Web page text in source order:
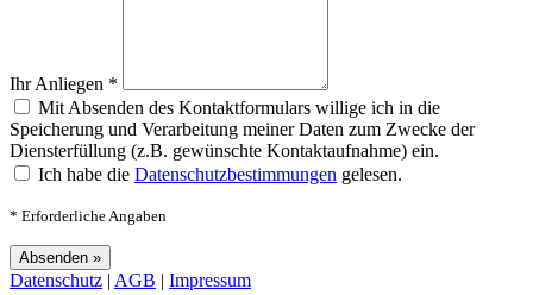
Ihr Anliegen *
Mit Absenden des Kontaktformulars willige ich in die
Speicherung und Verarbeitung meiner Daten zum Zwecke der
Diensterfüllung (z.B. gewünschte Kontaktaufnahme) ein.
Ich habe die Datenschutzbestimmungen gelesen.
* Erforderliche Angaben
Datenschutz | AGB | Impressum